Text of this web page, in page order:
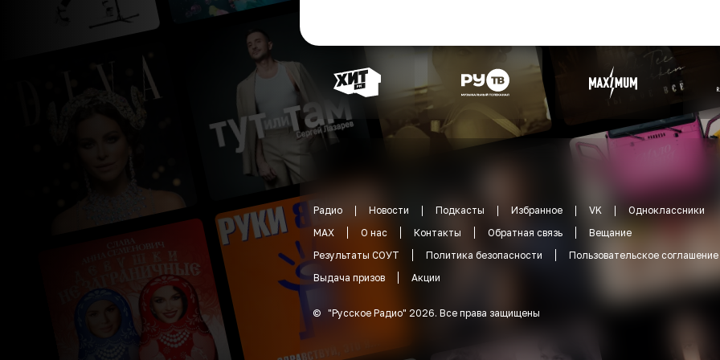
Радио Новости Подкасты Избранное VK
Одноклассники
MAX
О нас Контакты Обратная связь
Вещание
Результаты СОУТ
Политика безопасности
Пользовательское соглашение
Выдача призов
Акции
© "Русское Радио" 2026. Все права защищены